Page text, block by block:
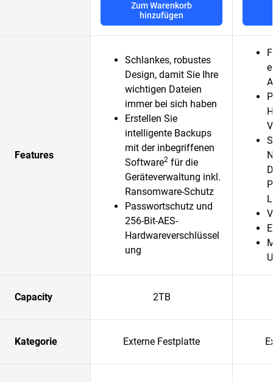
Zum Warenkorb
hinzufügen
Features
Schlankes, robustes
Design, damit Sie Ihre
wichtigen Dateien
immer bei sich haben
Erstellen Sie
intelligente Backups
mit der inbegriffenen
Software2 für die
Geräteverwaltung inkl.
Ransomware-Schutz
Passwortschutz und
256-Bit-AES-
Hardwareverschlüssel
ung
Capacity 2TB
Kategorie Externe Festplatte